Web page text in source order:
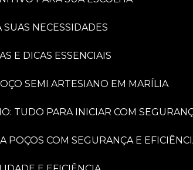
SUAS NECESSIDADES
E DICAS ESSENCIAIS
SEMI ARTESIANO EM MARÍLIA
TUDO PARA INICIAR COM
POÇOS COM SEGURANÇA E